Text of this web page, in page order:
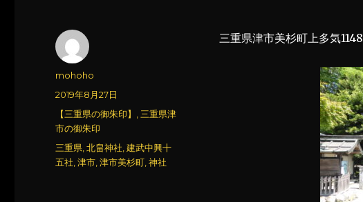
三重県津市美杉町上多気1148
投
mohoho
投
稿
日:
2019年8月27日
カ
テ
ゴ
リ
【三重県の御朱印】
三重県津
市の御朱印
タ
グ
三重県 ,北畠神社 ,建武中興十
五社 ,津市 ,津市美杉町 ,神社